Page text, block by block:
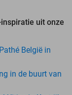
uit onze
België in
in de buurt van